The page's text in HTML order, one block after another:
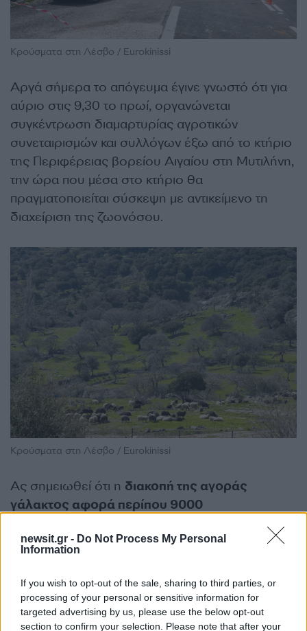
newsit.gr - Do Not Process My Personal
Information
If you wish to opt-out of the sale, sharing to third parties, or
processing of your personal or sensitive information for
targeted advertising by us, please use the below opt-out
section to confirm your selection. Please note that after your
Κρούσματα στη Λέσβο / Eurokinissi
Αργά σήμερα το απόγευμα έγινε γνωστό ότι για
αύριο στις 9,30 το πρωί, οργανώνεται
συγκέντρωση διαμαρτυρίας αγροτικών
συνεταιρισμών και συλλόγων έξω από το κτήριο
της Περιφέρειας βορείου Αιγαίου στη Μυτιλήνη,
την ώρα που μέσα στο κτήριο θα
πραγματοποιείται σύσκεψη με αντικείμενο τη
διαχείριση της ζωονόσου.
Κρούσματα στη Λέσβο / Eurokinissi
Ας σημειωθεί ότι η διακοπή της αγοράς
γάλακτος αφορά περίπου 9000
κτηνοτροφικές μονάδες καταγεγραμμένες στα
μητρώα, οι οποίες παράγουν αυτή την εποχή
με τιμή αγοράς 1,45 ευρώ το κιλό περίπου . Το
γάλα αυτό, είτε τυροκομείται σε
γαλακτοβιομηχανίες στη Λέσβο, είτε